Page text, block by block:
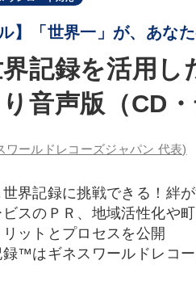
】「世界一」が、あな
記録を活用し
音声版（CD・
ワールドレコーズジャパン 代表)
界記録に挑戦できる！絆
スのＰＲ、地域活性化や
ットとプロセスを公開
™はギネスワールドレコー